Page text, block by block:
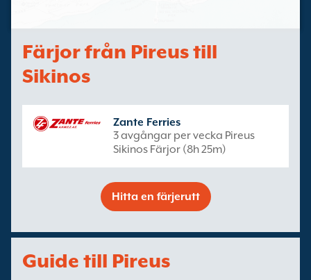
Färjor från Pireus till
Sikinos
Zante Ferries
3 avgångar per vecka Pireus
Sikinos Färjor (8h 25m)
Hitta en färjerutt
Guide till Pireus